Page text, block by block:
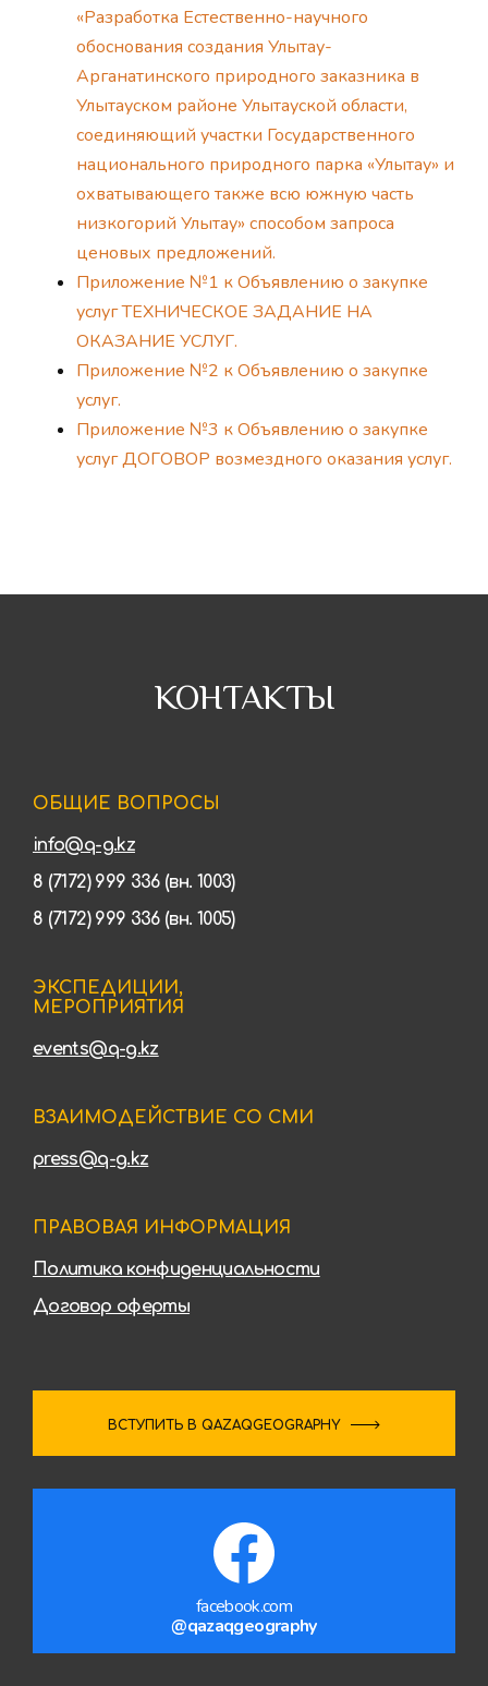
«Разработка Естественно-научного
обоснования создания Улытау-
Арганатинского природного заказника в
Улытауском районе Улытауской области,
соединяющий участки Государственного
национального природного парка «Улытау» и
охватывающего также всю южную часть
низкогорий Улытау» способом запроса
ценовых предложений.
Приложение №1 к Объявлению о закупке
услуг ТЕХНИЧЕСКОЕ ЗАДАНИЕ НА
ОКАЗАНИЕ УСЛУГ.
Приложение №2 к Объявлению о закупке
услуг.
Приложение №3 к Объявлению о закупке
услуг ДОГОВОР возмездного оказания услуг.
КОНТАКТЫ
ОБЩИЕ ВОПРОСЫ
info@q-g.kz
8 (7172) 999 336 (вн. 1003)
8 (7172) 999 336 (вн. 1005)
ЭКСПЕДИЦИИ,
МЕРОПРИЯТИЯ
events@q-g.kz
ВЗАИМОДЕЙСТВИЕ СО СМИ
press@q-g.kz
ПРАВОВАЯ ИНФОРМАЦИЯ
Политика конфиденциальности
Договор оферты
ВСТУПИТЬ В QAZAQGEOGRAPHY
facebook.com
@qazaqgeography